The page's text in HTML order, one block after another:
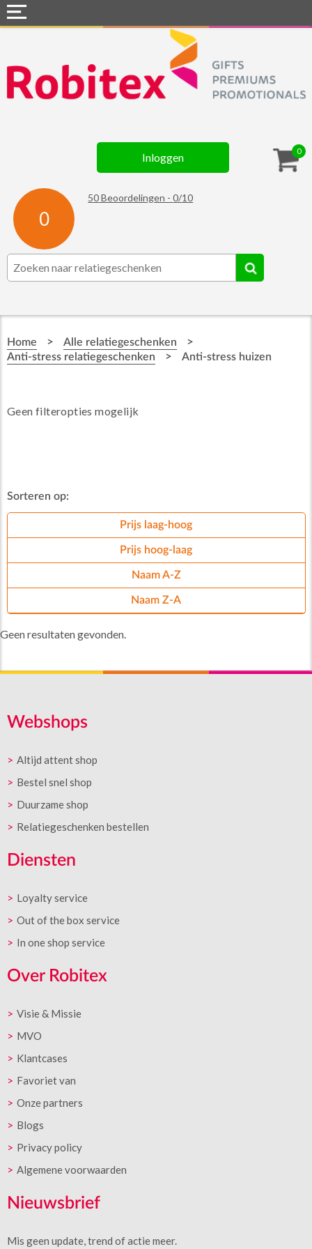
0
Inloggen
0
50Beoordelingen -0/10
Webshops
Snel naar »
Assortiment
Contact
☆ Prijsknallers ☆
Home > Alle relatiegeschenken >
Anti-stress relatiegeschenken > Anti-stress huizen
Geen filteropties mogelijk
Sorteren op:
Prijs laag-hoog
Prijs hoog-laag
Naam A-Z
Naam Z-A
Geen resultaten gevonden.
Webshops
Altijd attent shop
Bestel snel shop
Duurzame shop
Relatiegeschenken bestellen
Diensten
Loyalty service
Out of the box service
In one shop service
Over Robitex
Visie & Missie
MVO
Klantcases
Favoriet van
Onze partners
Blogs
Privacy policy
Algemene voorwaarden
Nieuwsbrief
Mis geen update, trend of actie meer.